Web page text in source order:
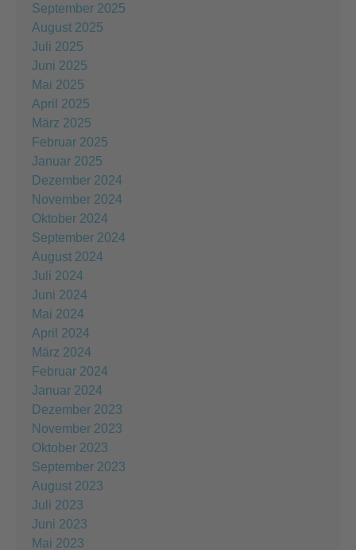
September 2025
August 2025
Juli 2025
Juni 2025
Mai 2025
April 2025
März 2025
Februar 2025
Januar 2025
Dezember 2024
November 2024
Oktober 2024
September 2024
August 2024
Juli 2024
Juni 2024
Mai 2024
April 2024
März 2024
Februar 2024
Januar 2024
Dezember 2023
November 2023
Oktober 2023
September 2023
August 2023
Juli 2023
Juni 2023
Mai 2023